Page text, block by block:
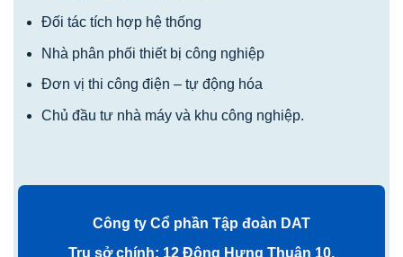
Đối tác tích hợp hệ thống
Nhà phân phối thiết bị công nghiệp
Đơn vị thi công điện – tự động hóa
Chủ đầu tư nhà máy và khu công nghiệp.
Công ty Cổ phần Tập đoàn DAT
Trụ sở chính: 12 Đông Hưng Thuận 10,